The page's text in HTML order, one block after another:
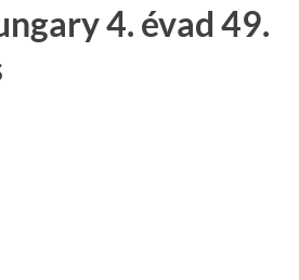
4. évad 49.